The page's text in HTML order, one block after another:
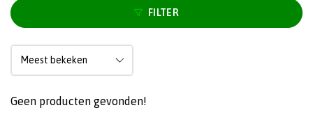
FILTER
Geen producten gevonden!